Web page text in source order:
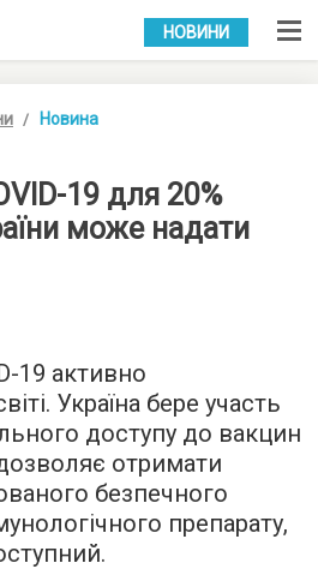
УКР РУС
НОВИНИ
Новина
19 для 20%
може надати
19 активно
Україна бере участь
доступу до вакцин
отримати
безпечного
препарату,